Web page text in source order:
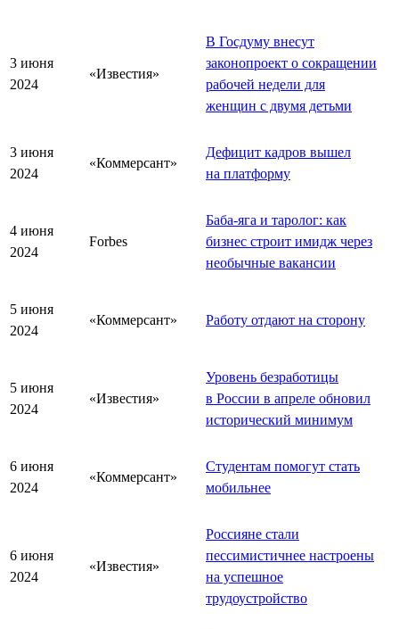
3 июня
2024
«Известия»
В Госдуму внесут
законопроект о сокращении
рабочей недели для
женщин с двумя детьми
3 июня
2024
«Коммерсант»
Дефицит кадров вышел
на платформу
4 июня
2024
Forbes
Баба-яга и таролог: как
бизнес строит имидж через
необычные вакансии
5 июня
2024
«Коммерсант» Работу отдают на сторону
5 июня
2024
«Известия»
Уровень безработицы
в России в апреле обновил
исторический минимум
6 июня
2024
«Коммерсант»
Студентам помогут стать
мобильнее
6 июня
2024
«Известия»
Россияне стали
пессимистичнее настроены
на успешное
трудоустройство